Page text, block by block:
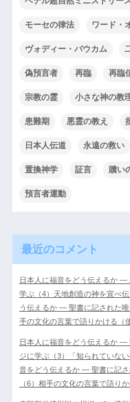
モーセの律法 ワード・
ヴォディー・バウカム
偽預言者 再臨 再臨
宗教の霊 小さな神の教
患難期 悪霊の教え
日本人伝道 永遠の救い
置換神学 証言 贖い
預言者運動
最近のコメント
日本人に福音をどう伝えるか ―
学ぶ（4）天地創造の神を宣べ伝
う伝えるか ― 聖書に記された
手の文化の言葉で語りかける（
日本人に福音をどう伝えるか ―
ジに学ぶ（3）「知られていな
音をどう伝えるか ― 聖書に記
（6）相手の文化の言葉で語り